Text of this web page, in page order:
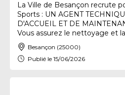
La Ville de Besançon recrute
Sports : UN AGENT
D'ACCUEIL ET DE
Vous assurez le nettoyage et
Besançon (25000)
Publié le 15/06/2026